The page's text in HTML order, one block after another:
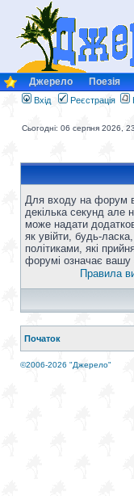
Джерело Поезія
Вхід Реєстрація
Сьогодні: 06 серпня 2026,
Для входу на форум
декілька секунд але
може надати
як увійти, будь-
політиками, які
форумі означає вашу
Правила
Початок
©2006-2026 "Джерело"